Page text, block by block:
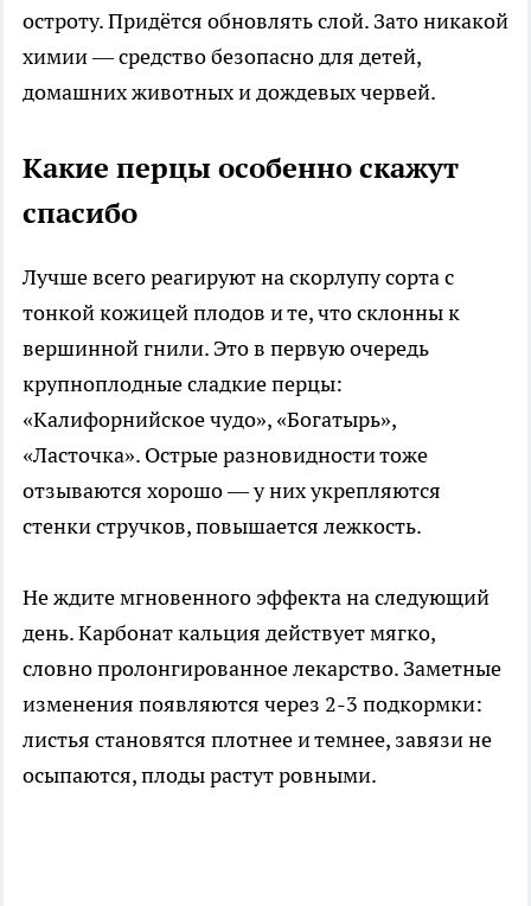
остроту. Придётся обновлять слой. Зато никакой
химии — средство безопасно для детей,
домашних животных и дождевых червей.
Какие перцы особенно скажут
спасибо
Лучше всего реагируют на скорлупу сорта с
тонкой кожицей плодов и те, что склонны к
вершинной гнили. Это в первую очередь
крупноплодные сладкие перцы:
«Калифорнийское чудо», «Богатырь»,
«Ласточка». Острые разновидности тоже
отзываются хорошо — у них укрепляются
стенки стручков, повышается лежкость.
Не ждите мгновенного эффекта на следующий
день. Карбонат кальция действует мягко,
словно пролонгированное лекарство. Заметные
изменения появляются через 2-3 подкормки:
листья становятся плотнее и темнее, завязи не
осыпаются, плоды растут ровными.